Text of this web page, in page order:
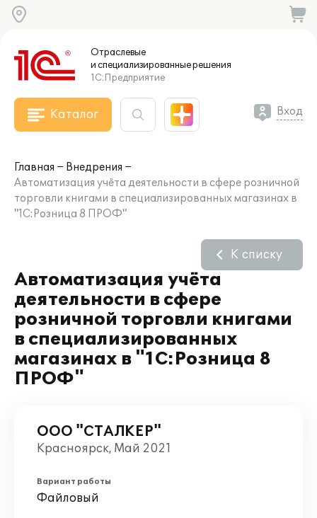
Отраслевые
и специализированныерешения
1С:Предприятие
Каталог Вход
Главная
Внедрения
Автоматизация учёта деятельности в сфере розничной
торговли книгами в специализированных магазинах в
"1С:Розница 8 ПРОФ"
Автоматизация учёта
деятельности в сфере
розничной торговли книгами
в специализированных
магазинах в "1С:Розница 8
ПРОФ"
К списку
ООО "СТАЛКЕР"
Красноярск, Май 2021
Вариант работы
Файловый